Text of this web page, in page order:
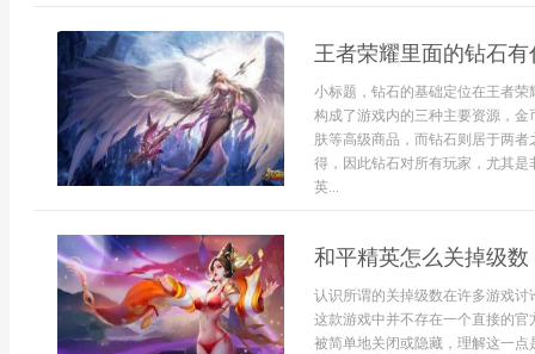
王者荣耀里面的钻石
小标题，钻石的基础定位在王者
构成了游戏内的三种主要资源，
肤等高级商品，而钻石则居于两
得，因此钻石对所有玩家，尤其
英...
和平精英怎么关掉级
认识所谓的关掉级数在许多游戏
这款游戏中并不存在一个直接的
被简单地关闭或隐藏，理解这一